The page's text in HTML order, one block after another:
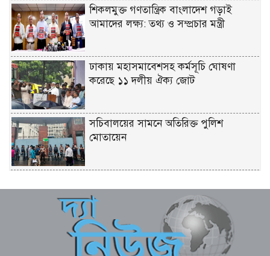
শিকলমুক্ত গণতান্ত্রিক বাংলাদেশ গড়াই
আমাদের লক্ষ্য: তথ্য ও সম্প্রচার মন্ত্রী
ঢাকায় মহাসমাবেশসহ কর্মসূচি ঘোষণা
করেছে ১১ দলীয় ঐক্য জোট
সচিবালয়ের সামনে অতিরিক্ত পুলিশ
মোতায়েন
বোরকাপরা নারীর ইশারায় থামে বাস, ২০
মিনিটে ৫৭ লাখ টাকা লুট